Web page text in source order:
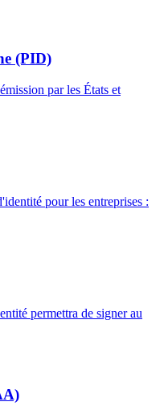
(PID)
par les États et
pour les entreprises :
permettra de signer au